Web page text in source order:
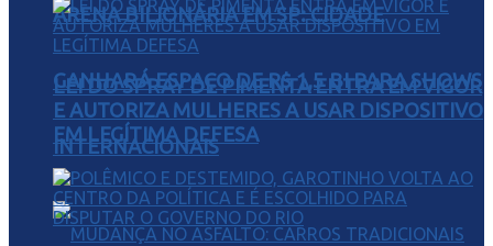
ARENA BILIONÁRIA EM SP: CIDADE
GANHARÁ ESPAÇO DE R$ 1,5 BI PARA SHOWS
INTERNACIONAIS
LEI DO SPRAY DE PIMENTA ENTRA EM VIGOR
E AUTORIZA MULHERES A USAR DISPOSITIVO
EM LEGÍTIMA DEFESA